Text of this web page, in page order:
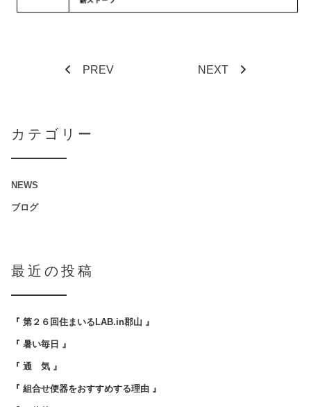
PREV NEXT
カテゴリー
NEWS
ブログ
最近の投稿
『 第２６回住まいるLAB.in郡山 』
『 暑い毎日 』
『 通 気 』
『 組合せ便器をおすすめする理由 』